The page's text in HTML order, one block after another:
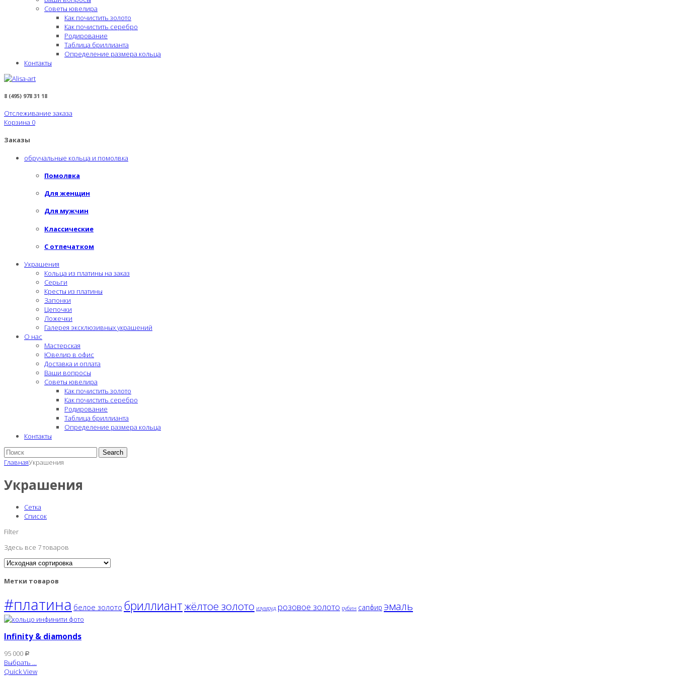
Советы ювелира
Как почистить золото
Как почистить серебро
Родирование
Таблица бриллианта
Определение размера кольца
Контакты
8 (495) 978 31 18
Отслеживание заказа
Корзина 0
Заказы
обручальные кольца и помолвка
Помолвка
Для женщин
Для мужчин
Классические
С отпечатком
Украшения
Кольца из платины на заказ
Серьги
Кресты из платины
Запонки
Цепочки
Ложечки
Галерея эксклюзивных украшений
О нас
Мастерская
Ювелир в офис
Доставка и оплата
Ваши вопросы
Советы ювелира
Как почистить золото
Как почистить серебро
Родирование
Таблица бриллианта
Определение размера кольца
Контакты
Search
ГлавнаяУкрашения
Украшения
Сетка
Список
Filter
Здесь все 7 товаров
Метки товаров
#платина белое золото бриллиантжёлтое золото изумруд розовое золото рубин сапфир эмаль
Infinity & diamonds
95 000 Р
Выбрать ...
Quick View